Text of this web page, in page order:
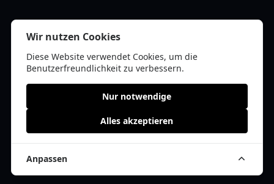
Impressum
Datenschutz
Kontakt
© 2026 tanklist.de | Alle Rechte vorbehalten | * =Affiliate-Links /
Cookie Einwilligung anpassen
Wir nutzen Cookies
Diese Website verwendet Cookies, um die
Benutzerfreundlichkeit zu verbessern.
Nur notwendige
Alles akzeptieren
Anpassen